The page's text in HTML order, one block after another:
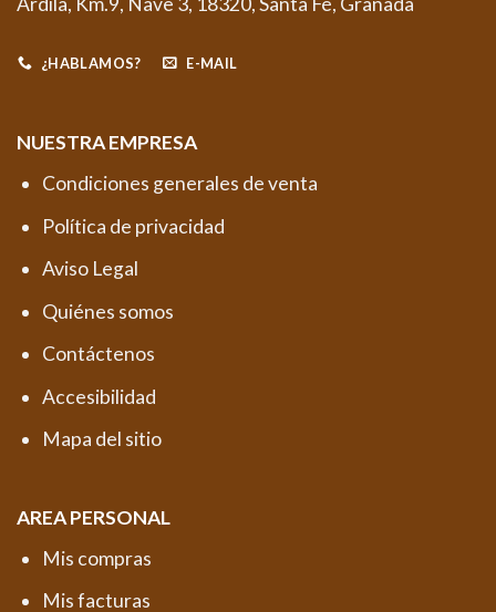
¿HABLAMOS? E-MAIL
NUESTRA EMPRESA
Condiciones generales de venta
Política de privacidad
Aviso Legal
Quiénes somos
Contáctenos
Accesibilidad
Mapa del sitio
AREA PERSONAL
Mis compras
Mis facturas